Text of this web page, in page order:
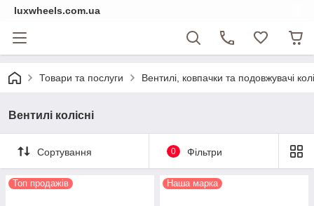
luxwheels.com.ua
Товари та послуги Вентилі, ковпачки та подовжувачі
Вентилі колісні
Сортування 0 Фільтри
Топ продажів Наша марка